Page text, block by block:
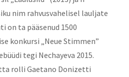
nim rahvusvahelisel lauljate
on ta pääsenud 1500
konkursi „Neue Stimmen”
tegi Nechayeva 2015.
rolli Gaetano Donizetti